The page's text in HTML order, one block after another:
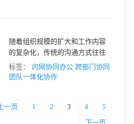
随着组织规模的扩大和工作内容
的复杂化，传统的沟通方式往往
难以满足快速变化的需求。因
此，探索全面协作的有效路径，
标签： 内网协同办公 跨部门协同
团队一体化协作
上一页 1 2 3 4 5